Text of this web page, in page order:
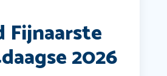
Fijnaarste
2026